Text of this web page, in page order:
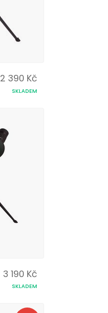
2 390 Kč
SKLADEM
3 190 Kč
SKLADEM